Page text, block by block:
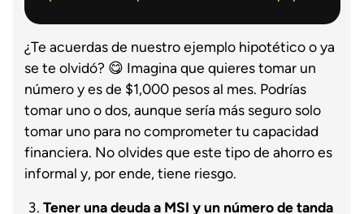
¿Te acuerdas de nuestro ejemplo hipotético o ya
se te olvidó? 😋 Imagina que quieres tomar un
número y es de $1,000 pesos al mes. Podrías
tomar uno o dos, aunque sería más seguro solo
tomar uno para no comprometer tu capacidad
financiera. No olvides que este tipo de ahorro es
informal y, por ende, tiene riesgo.
Tener una deuda a MSI y un número de tanda